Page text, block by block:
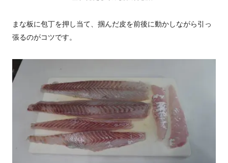
まな板に包丁を押し当て、掴んだ皮を前後に動かしながら引っ
張るのがコツです。